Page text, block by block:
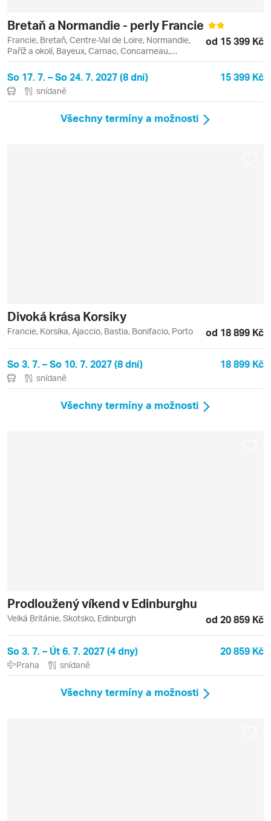
Bretaň a Normandie - perly Francie
Francie, Bretaň, Centre-Val de Loire, Normandie,
Paříž a okolí, Bayeux, Carnac, Concarneau,
Chartres, Locronan, Louvre, Paříž, Quiberon,
Quimper, Rennes
od 15 399 Kč
So 17. 7. – So 24. 7. 2027 (8 dní) 15 399 Kč
snídaně
Všechny termíny a možnosti
Divoká krása Korsiky
Francie, Korsika, Ajaccio, Bastia, Bonifacio, Porto od 18 899 Kč
So 3. 7. – So 10. 7. 2027 (8 dní) 18 899 Kč
snídaně
Všechny termíny a možnosti
Prodloužený víkend v Edinburghu
Velká Británie, Skotsko, Edinburgh od 20 859 Kč
So 3. 7. – Út 6. 7. 2027 (4 dny) 20 859 Kč
Praha snídaně
Všechny termíny a možnosti